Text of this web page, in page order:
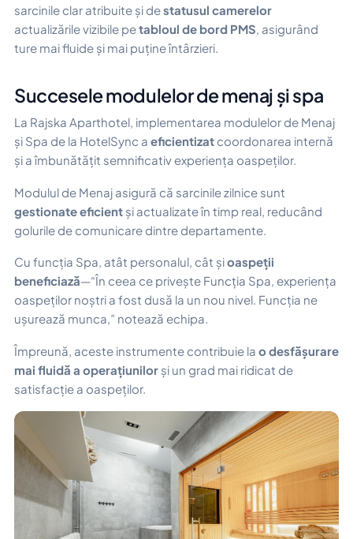
sarcinile clar atribuite și destatusul camerelor
actualizările vizibile petabloul de bord PMS, asigurând
ture mai fluide și mai puține întârzieri.
Succesele modulelor de menaj și spa
La Rajska Aparthotel, implementarea modulelor de Menaj
și Spa de la HotelSync a eficientizat coordonarea internă
și a îmbunătățit semnificativ experiența oaspeților.
Modulul de Menaj asigură că sarcinile zilnice sunt
gestionate eficient și actualizate în timp real, reducând
golurile de comunicare dintre departamente.
Cu funcția Spa, atât personalul, cât șioaspeții
beneficiază—“În ceea ce privește Funcția Spa, experiența
oaspeților noștri a fost dusă la un nou nivel. Funcția ne
ușurează munca,” notează echipa.
Împreună, aceste instrumente contribuie la o desfășurare
mai fluidă a operațiunilor și un grad mai ridicat de
satisfacție a oaspeților.